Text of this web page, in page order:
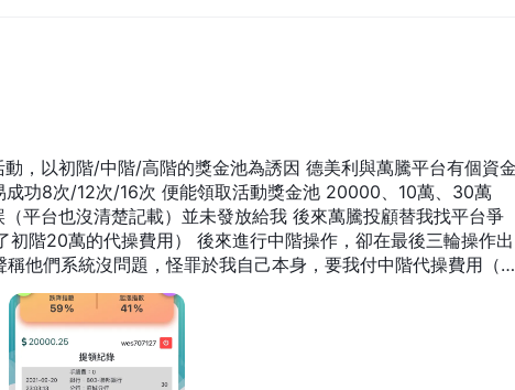
、实时聊天支持和统计信息而闻名。拥有超过400种技术研究和20种绘图
场。此外，thinkorswim允许用户使用thinkScript创建自己的交易算法。
經驗的交易者來說可能會很複雜和壓倒性。然而，它提供了在智能手機和
能。
交易者的偏好。
/高階的獎金池為誘因 德美利與萬騰平台有個資金
功8次/12次/16次 便能領取活動獎金池 20000、10萬、30萬
進行中階操作，卻在最後三輪操作出
他們系統沒問題，怪罪於我自己本身，要我付中階代操費用（90
有第三方干擾送交人工審核，但都已經過去快兩週，遲遲不出